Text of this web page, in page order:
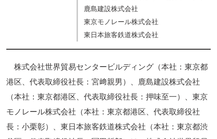
鹿島建設株式会社
東京モノレール株式会社
東日本旅客鉄道株式会社
株式会社世界貿易センタービルディング（本社：東京都
港区、代表取締役社長：宮﨑親男）、鹿島建設株式会社
（本社：東京都港区、代表取締役社長：押味至一）、東京
モノレール株式会社（本社：東京都港区、代表取締役社
長：小栗彰）、東日本旅客鉄道株式会社（本社：東京都渋